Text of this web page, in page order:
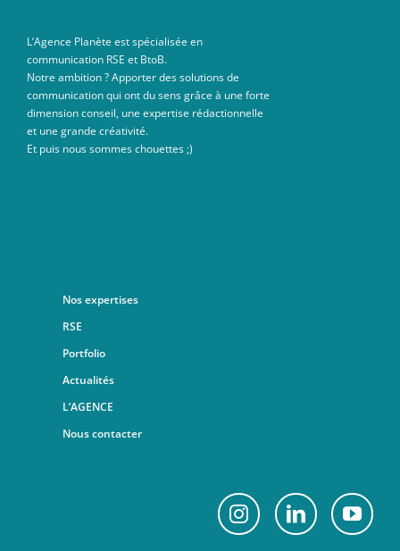
L’Agence Planète est spécialisée en
communication RSE et BtoB.
Notre ambition ? Apporter des solutions de
communication qui ont du sens grâce à une forte
dimension conseil, une expertise rédactionnelle
et une grande créativité.
Et puis nous sommes chouettes ;)
Nos expertises
RSE
Portfolio
Actualités
L’AGENCE
Nous contacter